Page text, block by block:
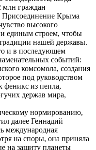
млн граждан
Присоединение Крыма
высокого
единым строем, чтобы
нашей державы.
и в последующем
событий:
комсомола, создания
под руководством
феникс из пепла,
держав мира,
нормированию,
далее Геннадий
международная
на споры, она приняла
на защиту планеты